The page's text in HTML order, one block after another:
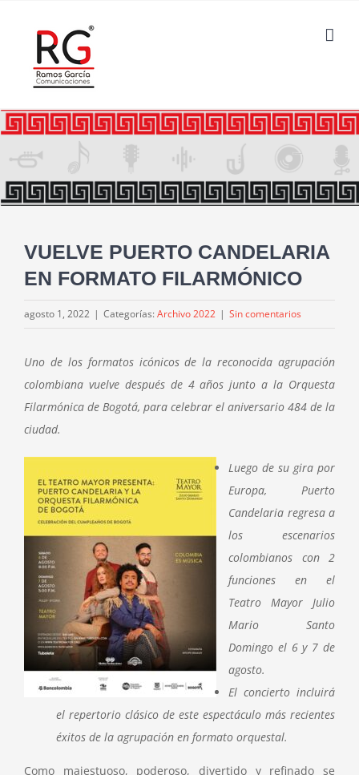
contenido
VUELVE PUERTO CANDELARIA
EN FORMATO FILARMÓNICO
agosto 1, 2022 | Categorías: Archivo 2022 | Sin comentarios
Uno de los formatos icónicos de la reconocida agrupación
colombiana vuelve después de 4 años junto a la Orquesta
Filarmónica de Bogotá, para celebrar el aniversario 484 de la
ciudad.
Luego de su gira por
Europa, Puerto
Candelaria regresa a
los escenarios
colombianos con 2
funciones en el
Teatro Mayor Julio
Mario Santo
Domingo el 6 y 7 de
agosto.
El concierto incluirá
el repertorio clásico de este espectáculo más recientes
éxitos de la agrupación en formato orquestal.
Como majestuoso, poderoso, divertido y refinado se